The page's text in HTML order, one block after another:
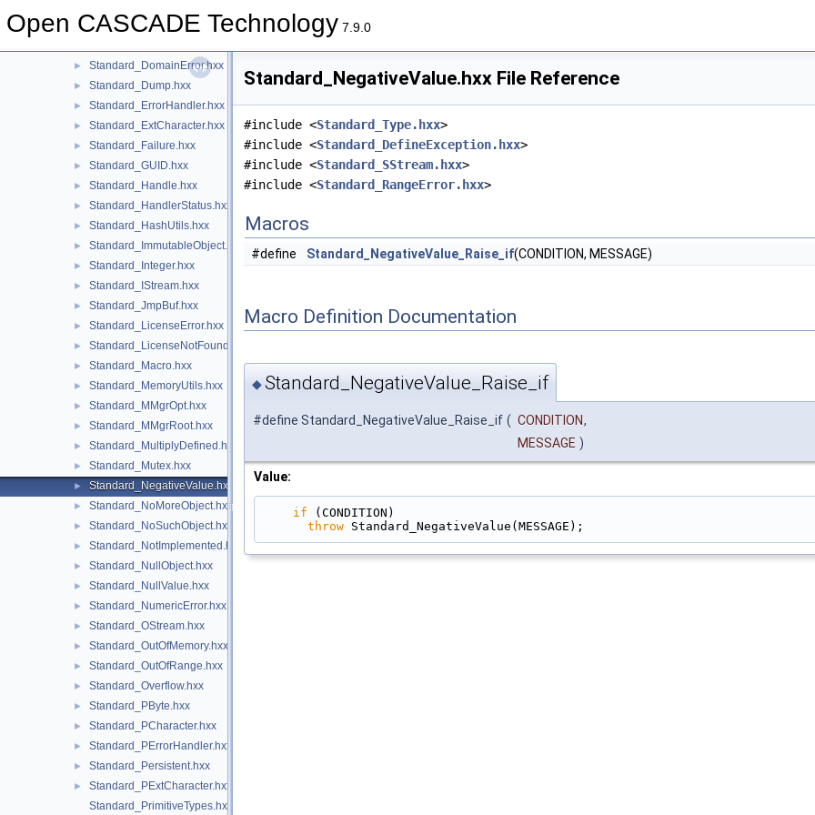
Open CASCADE Technology 7.9.0
► Standard_DimensionMismatch.hxx
► Standard_DomainError.hxx
► Standard_Dump.hxx
► Standard_ErrorHandler.hxx
► Standard_ExtCharacter.hxx
► Standard_Failure.hxx
► Standard_GUID.hxx
► Standard_Handle.hxx
► Standard_HandlerStatus.hxx
► Standard_HashUtils.hxx
► Standard_ImmutableObject.hxx
► Standard_Integer.hxx
► Standard_IStream.hxx
► Standard_JmpBuf.hxx
► Standard_LicenseError.hxx
► Standard_LicenseNotFound.hxx
► Standard_Macro.hxx
► Standard_MemoryUtils.hxx
► Standard_MMgrOpt.hxx
► Standard_MMgrRoot.hxx
► Standard_MultiplyDefined.hxx
► Standard_Mutex.hxx
► Standard_NegativeValue.hxx
► Standard_NoMoreObject.hxx
► Standard_NoSuchObject.hxx
► Standard_NotImplemented.hxx
► Standard_NullObject.hxx
► Standard_NullValue.hxx
► Standard_NumericError.hxx
► Standard_OStream.hxx
► Standard_OutOfMemory.hxx
► Standard_OutOfRange.hxx
► Standard_Overflow.hxx
► Standard_PByte.hxx
► Standard_PCharacter.hxx
► Standard_PErrorHandler.hxx
► Standard_Persistent.hxx
►
Standard_PExtCharacter.hxx
Standard_PrimitiveTypes.hxx
Standard_NegativeValue.hxx File Reference
#include <Standard_Type.hxx>
#include <Standard_DefineException.hxx>
#include <Standard_SStream.hxx>
#include <Standard_RangeError.hxx>
Macros
#define Standard_NegativeValue_Raise_if(CONDITION, MESSAGE)
Macro Definition Documentation
◆Standard_NegativeValue_Raise_if
#define Standard_NegativeValue_Raise_if ( CONDITION,
MESSAGE )
Value:
if (CONDITION)
throw Standard_NegativeValue(MESSAGE);